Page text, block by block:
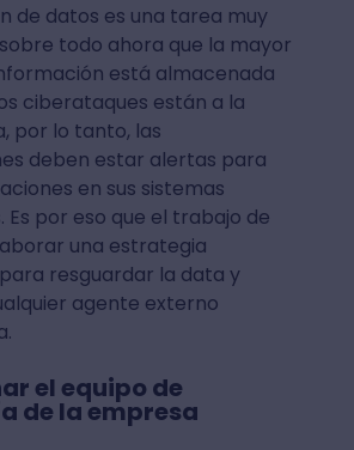
de datos es una tarea muy
todo ahora que la mayor
está almacenada
ciberataques están a la
por lo tanto, las
deben estar alertas para
en sus sistemas
por eso que el trabajo de
una estrategia
resguardar la data y
agente externo
el equipo de
de la empresa